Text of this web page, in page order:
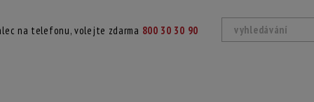
na telefonu, volejte zdarma 800 30 30 90